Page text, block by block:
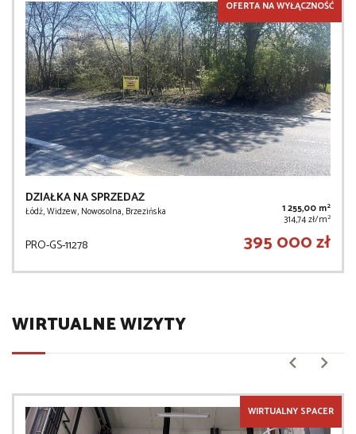
OFERTA NA WYŁĄCZNOŚĆ
DZIAŁKA NA SPRZEDAŻ
Łódź, Widzew, Nowosolna, Brzezińska 1 255,00 m2
314,74 zł/m2
PRO-GS-11278 395 000 zł
WIRTUALNE WIZYTY
WIRTUALNY SPACER